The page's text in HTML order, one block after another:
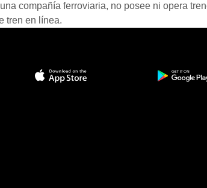
compañía ferroviaria, no posee ni opera
tren en línea.